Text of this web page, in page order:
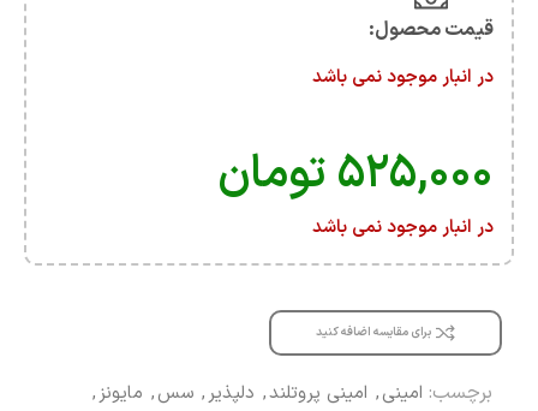
قیمت محصول:​
در انبار موجود نمی باشد
۵۲۵,۰۰۰تومان
در انبار موجود نمی باشد
برای مقایسه اضافه کنید
برچسب: امینی, امینی پروتلند, دلپذیر, سس, مایونز,